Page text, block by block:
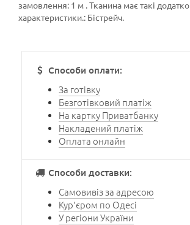
замовлення: 1 м . Тканина має такі
характеристики.: Бістрейч.
Способи оплати:
За готівку
Безготівковий платіж
На картку Приватбанку
Накладений платіж
Оплата онлайн
Способи доставки:
Самовивіз за адресою
Кур'єром по Одесі
У регіони України